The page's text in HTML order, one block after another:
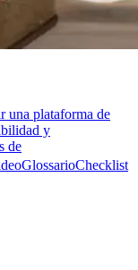
una plataforma de
y
de
GlossarioChecklist